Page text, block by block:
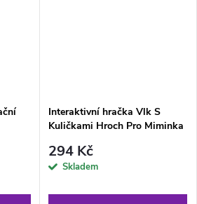
Interaktivní hračka Vlk S
Kuličkami Hroch Pro Miminka
294 Kč
Skladem